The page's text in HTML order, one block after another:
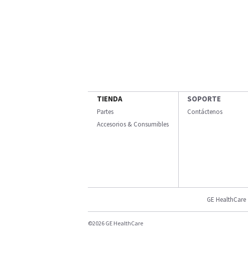
TIENDA
Partes
Accesorios & Consumibles
SOPORTE
Contáctenos
GE HealthCare
©2026 GE HealthCare